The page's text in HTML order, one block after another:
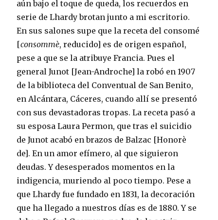
aún bajo el toque de queda, los recuerdos en
serie de Lhardy brotan junto a mi escritorio.
En sus salones supe que la receta del consomé
[consommè, reducido] es de origen español,
pese a que se la atribuye Francia. Pues el
general Junot [Jean-Androche] la robó en 1907
de la biblioteca del Conventual de San Benito,
en Alcántara, Cáceres, cuando allí se presentó
con sus devastadoras tropas. La receta pasó a
su esposa Laura Permon, que tras el suicidio
de Junot acabó en brazos de Balzac [Honorè
de]. En un amor efímero, al que siguieron
deudas. Y desesperados momentos en la
indigencia, muriendo al poco tiempo. Pese a
que Lhardy fue fundado en 1831, la decoración
que ha llegado a nuestros días es de 1880. Y se